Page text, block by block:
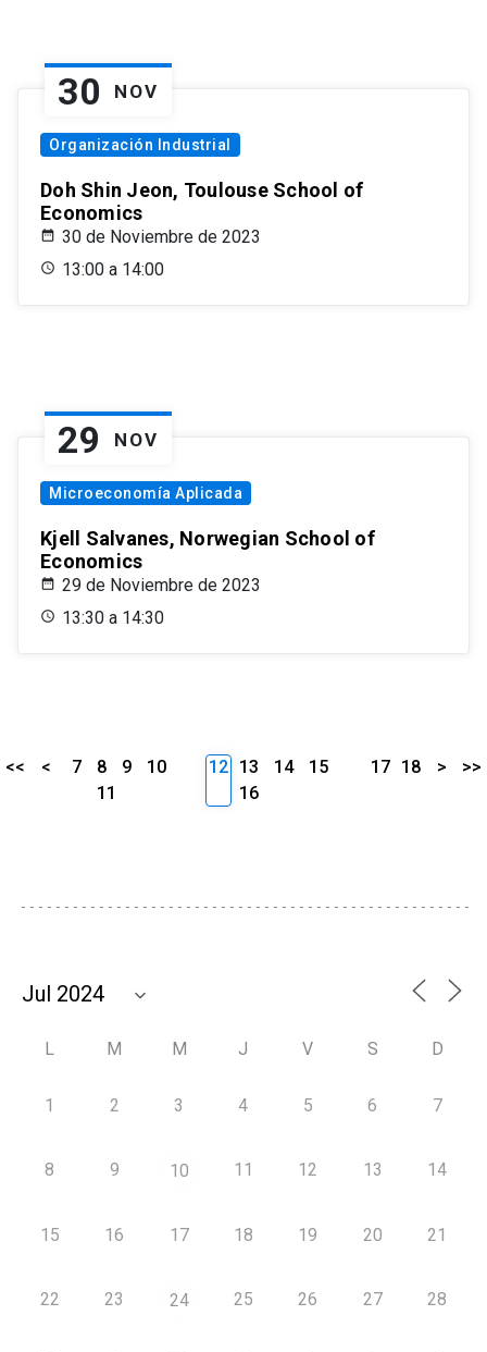
30 NOV
Organización Industrial
Doh Shin Jeon, Toulouse School of
Economics
30 de Noviembre de 2023
13:00 a 14:00
29 NOV
Microeconomía Aplicada
Kjell Salvanes, Norwegian School of
Economics
29 de Noviembre de 2023
13:30 a 14:30
<< < 7 8 9
10
11
12 13 14
15
16
17 18 > >>
L M M J V S D
1 2 3 4 5 6 7
8 9 10 11 12 13 14
15 16 17 18 19 20 21
22 23 24 25 26 27 28